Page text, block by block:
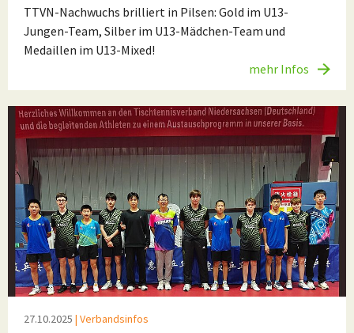
TTVN-Nachwuchs brilliert in Pilsen: Gold im U13-
Jungen-Team, Silber im U13-Mädchen-Team und
Medaillen im U13-Mixed!
mehr Infos
27.10.2025 | Verbandsinfos